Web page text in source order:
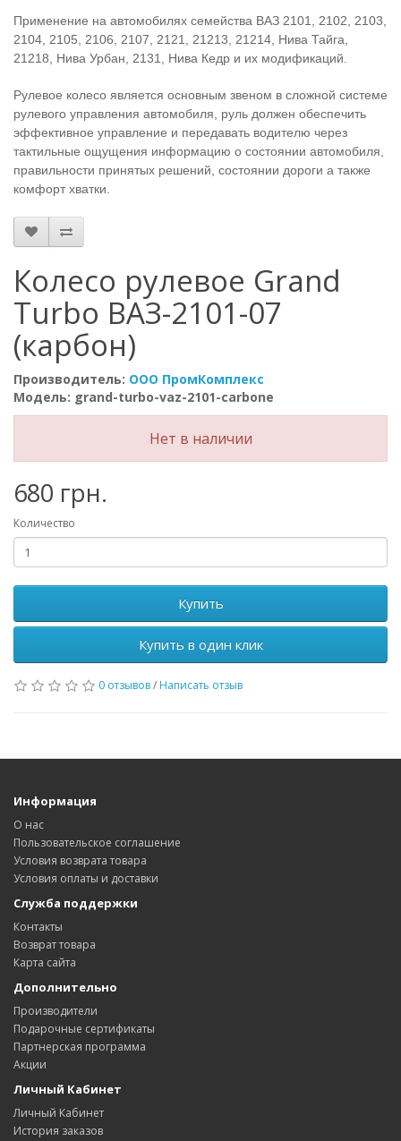
Применение на автомобилях семейства ВАЗ 2101, 2102, 2103,
2104, 2105, 2106, 2107, 2121, 21213, 21214, Нива Тайга,
21218, Нива Урбан, 2131, Нива Кедр и их модификаций.
Рулевое колесо является основным звеном в сложной системе
рулевого управления автомобиля, руль должен обеспечить
эффективное управление и передавать водителю через
тактильные ощущения информацию о состоянии автомобиля,
правильности принятых решений, состоянии дороги а также
комфорт хватки.
Колесо рулевое Grand
Turbo ВАЗ-2101-07
(карбон)
Производитель: ООО ПромКомплекс
Модель: grand-turbo-vaz-2101-carbone
Нет в наличии
680 грн.
Количество
Купить
Купить в один клик
0 отзывов/ Написать отзыв
Информация
О нас
Пользовательское соглашение
Условия возврата товара
Условия оплаты и доставки
Служба поддержки
Контакты
Возврат товара
Карта сайта
Дополнительно
Производители
Подарочные сертификаты
Партнерская программа
Акции
Личный Кабинет
Личный Кабинет
История заказов